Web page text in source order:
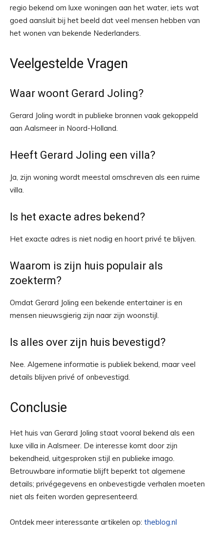
regio bekend om luxe woningen aan het water, iets wat
goed aansluit bij het beeld dat veel mensen hebben van
het wonen van bekende Nederlanders.
Veelgestelde Vragen
Waar woont Gerard Joling?
Gerard Joling wordt in publieke bronnen vaak gekoppeld
aan Aalsmeer in Noord-Holland.
Heeft Gerard Joling een villa?
Ja, zijn woning wordt meestal omschreven als een ruime
villa.
Is het exacte adres bekend?
Het exacte adres is niet nodig en hoort privé te blijven.
Waarom is zijn huis populair als
zoekterm?
Omdat Gerard Joling een bekende entertainer is en
mensen nieuwsgierig zijn naar zijn woonstijl.
Is alles over zijn huis bevestigd?
Nee. Algemene informatie is publiek bekend, maar veel
details blijven privé of onbevestigd.
Conclusie
Het huis van Gerard Joling staat vooral bekend als een
luxe villa in Aalsmeer. De interesse komt door zijn
bekendheid, uitgesproken stijl en publieke imago.
Betrouwbare informatie blijft beperkt tot algemene
details; privégegevens en onbevestigde verhalen moeten
niet als feiten worden gepresenteerd.
Ontdek meer interessante artikelen op: theblog.nl